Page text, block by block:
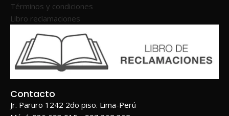
Términos y condiciones
Libro reclamaciones
Contacto
Jr. Paruro 1242 2do piso. Lima-Perú